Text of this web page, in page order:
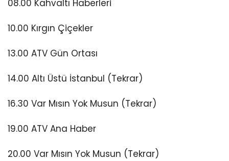
08.00 Kahvaltı Haberleri
10.00 Kırgın Çiçekler
13.00 ATV Gün Ortası
14.00 Altı Üstü İstanbul (Tekrar)
16.30 Var Mısın Yok Musun (Tekrar)
19.00 ATV Ana Haber
20.00 Var Mısın Yok Musun (Tekrar)